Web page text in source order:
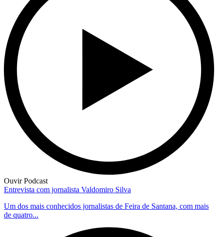
Ouvir Podcast
Entrevista com jornalista Valdomiro Silva
Um dos mais conhecidos jornalistas de Feira de Santana, com mais
de quatro...